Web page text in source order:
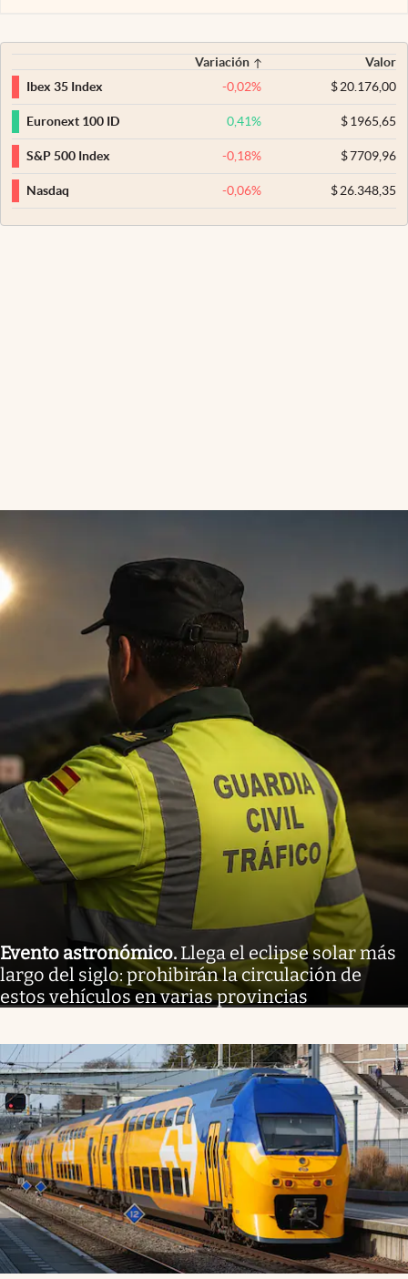
Variación
Valor
Ibex 35 Index
-0,02% $20.176,00
Euronext 100 ID 0,41% $1965,65
S&P 500 Index -0,18% $7709,96
Nasdaq -0,06% $26.348,35
Evento astronómico. Llega el eclipse solar más
largo del siglo: prohibirán la circulación de
estos vehículos en varias provincias